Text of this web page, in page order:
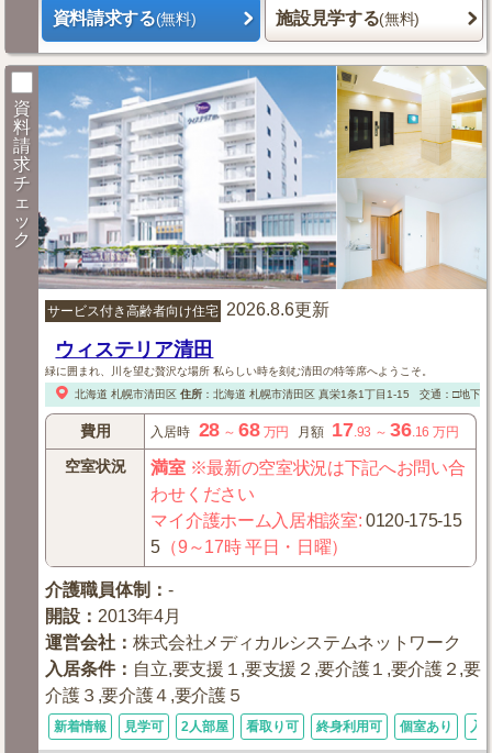
資料請求する(無料) 施設見学する(無料)
資
料
請
求
チ
ェ
ッ
ク
サービス付き高齢者向け住宅 2026.8.6更新
ウィステリア清田
緑に囲まれ、川を望む贅沢な場所 私らしい時を刻む清田の特等席へようこそ。
北海道 札幌市清田区 住所： 北海道 札幌市清田区真栄1条1丁目1-15 交通：□地下
費用 入居時 28 ～68 万円 月額 17.93 ～36.16 万円
空室状況 満室※最新の空室状況は下記へお問い合
わせください
マイ介護ホーム入居相談室:0120-175-15
5 （9～17時 平日・日曜）
介護職員体制 ：-
開設 ： 2013年4月
運営会社 ：株式会社メディカルシステムネットワーク
入居条件： 自立,要支援１,要支援２,要介護１,要介護２,要
介護３,要介護４,要介護５
新着情報 見学可 2人部屋 看取り可 終身利用可 個室あり 入